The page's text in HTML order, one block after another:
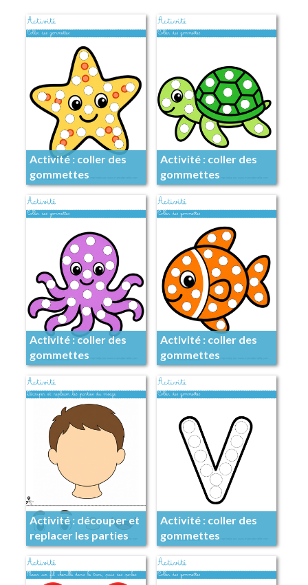
Activité : coller des
gommettes
Activité : coller des
gommettes
Activité : coller des
gommettes
Activité : coller des
gommettes
Activité : découper et
replacer les parties
du visage
Activité : coller des
gommettes